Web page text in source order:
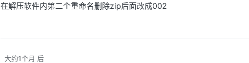
在解压软件内第二个重命名删除zip后面改成002
大约1个月 后